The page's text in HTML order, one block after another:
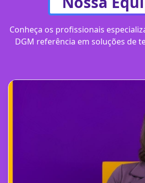
Conheça os profissionais
DGM referência em soluções de